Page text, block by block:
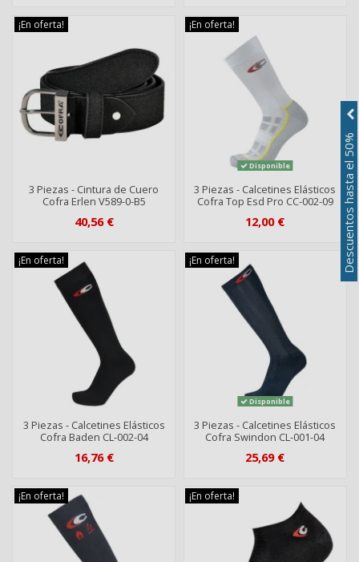
¡En oferta!
3 Piezas - Cintura de Cuero
Cofra Erlen V589-0-B5
40,56 €
¡En oferta!
Disponible
3 Piezas - Calcetines Elásticos
Cofra Top Esd Pro CC-002-09
12,00 €
¡En oferta!
3 Piezas - Calcetines Elásticos
Cofra Baden CL-002-04
16,76 €
¡En oferta!
Disponible
3 Piezas - Calcetines Elásticos
Cofra Swindon CL-001-04
25,69 €
¡En oferta! ¡En oferta!
Descuentos hasta el 50%